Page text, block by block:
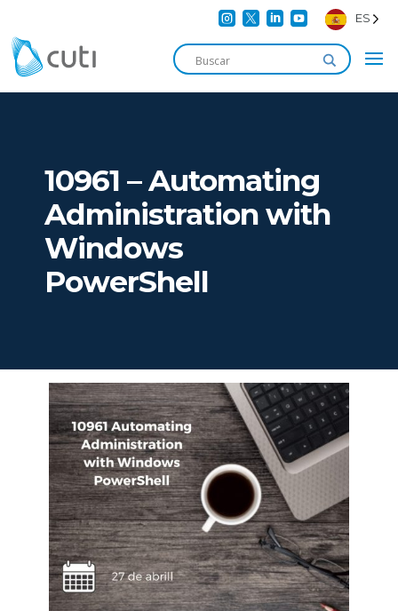
    ES
10961 – Automating
Administration with
Windows
PowerShell